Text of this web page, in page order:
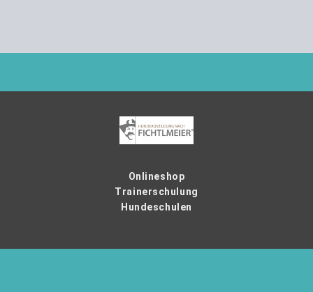
Onlineshop
Trainerschulung
Hundeschulen